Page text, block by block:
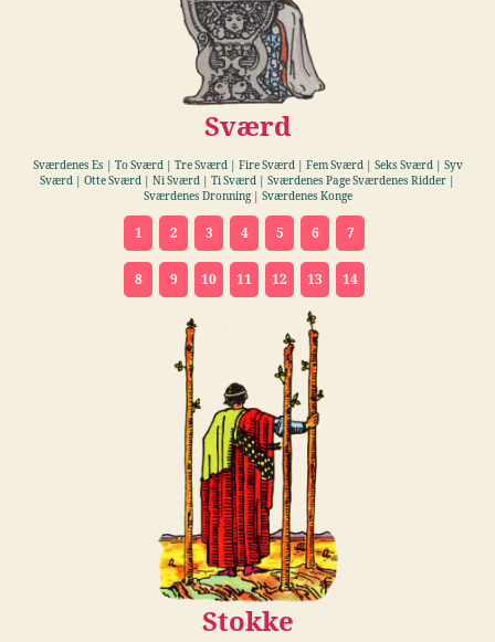
Sværd
Sværdenes Es | To Sværd | Tre Sværd | Fire Sværd | Fem Sværd | Seks Sværd | Syv
Sværd | Otte Sværd | Ni Sværd | Ti Sværd | Sværdenes Page Sværdenes Ridder |
Sværdenes Dronning | Sværdenes Konge
1 2 3 4 5 6 7
8 9 10 11 12 13 14
Stokke